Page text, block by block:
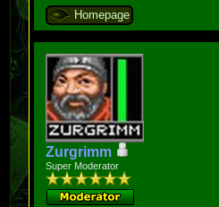
Homepage
Zurgrimm
Super Moderator